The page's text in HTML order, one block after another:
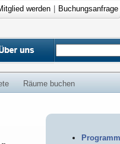
werden Buchungsanfrage
Räume buchen